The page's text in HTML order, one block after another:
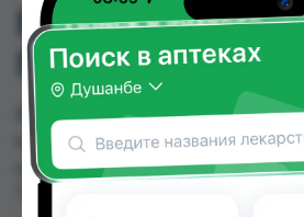
ВЛАЖНЫЕ
ПЛАТОЧКИ
ВЛАЖНЫЕ НОСОВЫИ
купить или заказать в
цене от 3.00 TJS в Душанбе и